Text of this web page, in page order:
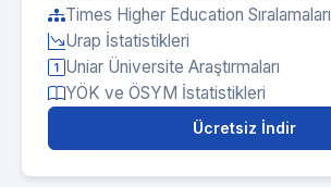
Times Higher Education Sıralamaları
Urap İstatistikleri
Uniar Üniversite Araştırmaları
YÖK ve ÖSYM İstatistikleri
Ücretsiz İndir